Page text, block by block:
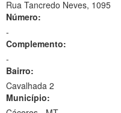
Rua Tancredo Neves, 1095
Número:
-
Complemento:
-
Bairro:
Cavalhada 2
Município: